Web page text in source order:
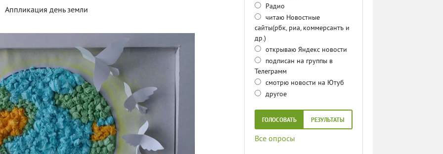
Аппликация день земли
Радио
читаю Новостные
сайты(рбк, риа, коммерсантъ и
др.)
открываю Яндекс новости
подписан на группы в
Телеграмм
смотрю новости на Ютуб
другое
ГОЛОСОВАТЬ РЕЗУЛЬТАТЫ
Все опросы